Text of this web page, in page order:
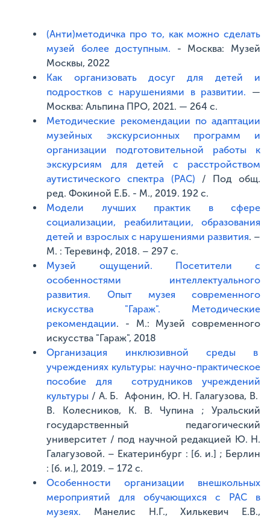
(Анти)методичка про то, как можно сделать
музей более доступным. - Москва: Музей
Москвы, 2022
Как организовать досуг для детей и
подростков с нарушениями в развитии. —
Москва: Альпина ПРО, 2021. — 264 с.
Методические рекомендации по адаптации
музейных экскурсионных программ и
организации подготовительной работы к
экскурсиям для детей с расстройством
аутистического спектра (РАС) / Под общ.
ред. Фокиной Е.Б. - М., 2019. 192 с.
Модели лучших практик в сфере
социализации, реабилитации, образования
детей и взрослых с нарушениями развития. –
М. : Теревинф, 2018. – 297 с.
Музей ощущений. Посетители с
особенностями интеллектуального
развития. Опыт музея современного
искусства "Гараж". Методические
рекомендации. - М.: Музей современного
искусства "Гараж", 2018
Организация инклюзивной среды в
учреждениях культуры: научно-практическое
пособие для сотрудников учреждений
культуры / А. Б. Афонин, Ю. Н. Галагузова, В.
В. Колесников, К. В. Чупина ; Уральский
государственный педагогический
университет / под научной редакцией Ю. Н.
Галагузовой. – Екатеринбург : [б. и.] ; Берлин
: [б. и.], 2019. – 172 с.
Особенности организации внешкольных
мероприятий для обучающихся с РАС в
музеях. Манелис Н.Г., Хилькевич Е.В.,